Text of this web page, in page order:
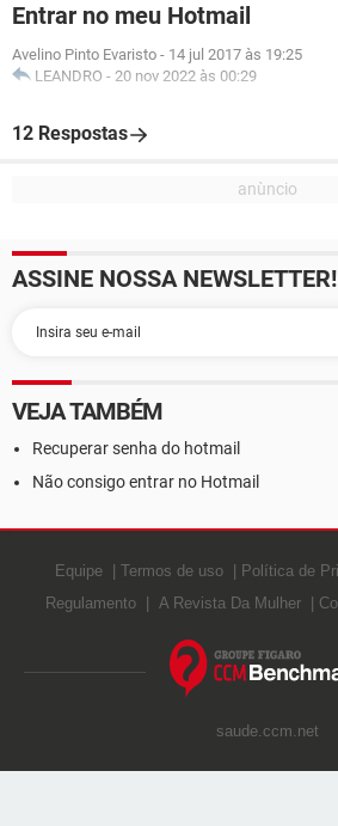
Entrar no meu Hotmail
Avelino Pinto Evaristo - 14 jul 2017 às 19:25
LEANDRO - 20 nov 2022 às 00:29
12 Respostas
ASSINE NOSSA NEWSLETTER!
VEJA TAMBÉM
Recuperar senha do hotmail
Não consigo entrar no Hotmail
Equipe Termos de uso Política de
Regulamento
A Revista Da Mulher
saude.ccm.net